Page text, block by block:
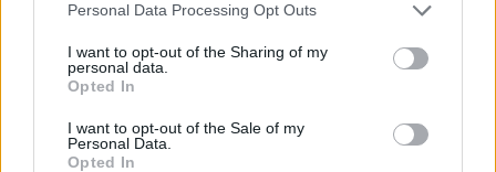
Personal Data Processing Opt Outs
I want to opt-out of the Sharing of my
personal data.
Opted In
I want to opt-out of the Sale of my
Personal Data.
Opted In